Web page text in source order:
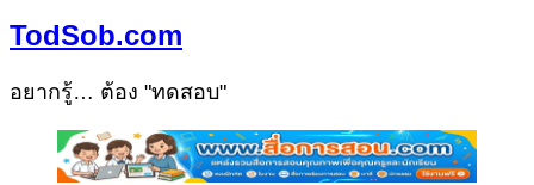
TodSob.com
อยากรู้… ต้อง "ทดสอบ"